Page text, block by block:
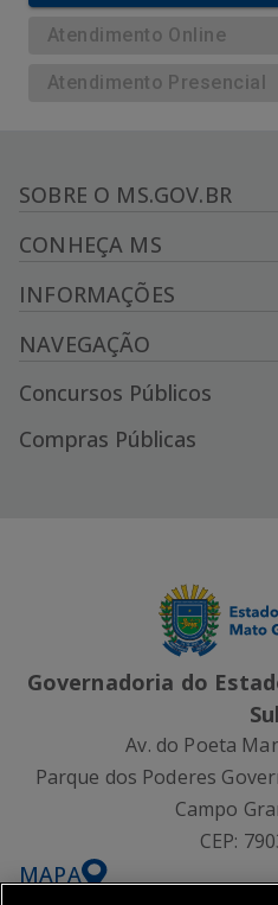
Atendimento Online
Atendimento Presencial
SOBRE O MS.GOV.BR
CONHEÇA MS
INFORMAÇÕES
NAVEGAÇÃO
Concursos Públicos
Compras Públicas
Governadoria do
Sul
Av. do Poeta
Parque dos Poderes
Campo
CEP:
MAPA